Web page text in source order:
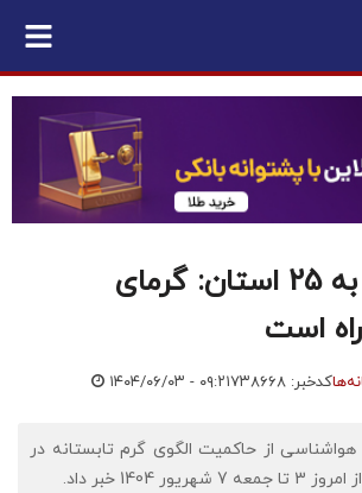
هشدار جدی به 25 استان: گرمای
است
کدخبر: ۷۳۸۶۶۸ ۱۴۰۴/۰۶/۰۳ - ۰۹:۲۱
هواشناسی از حاکمیت الگوی گرم تابستانه در
1404 خبر داد.